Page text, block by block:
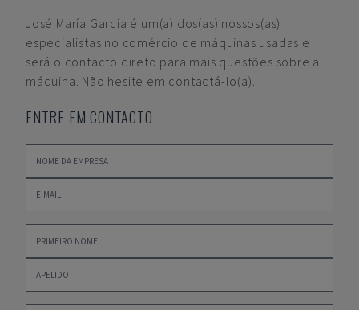
José María García é um(a) dos(as) nossos(as)
especialistas no comércio de máquinas usadas e
será o contacto direto para mais questões sobre a
máquina. Não hesite em contactá-lo(a).
ENTRE EM CONTACTO